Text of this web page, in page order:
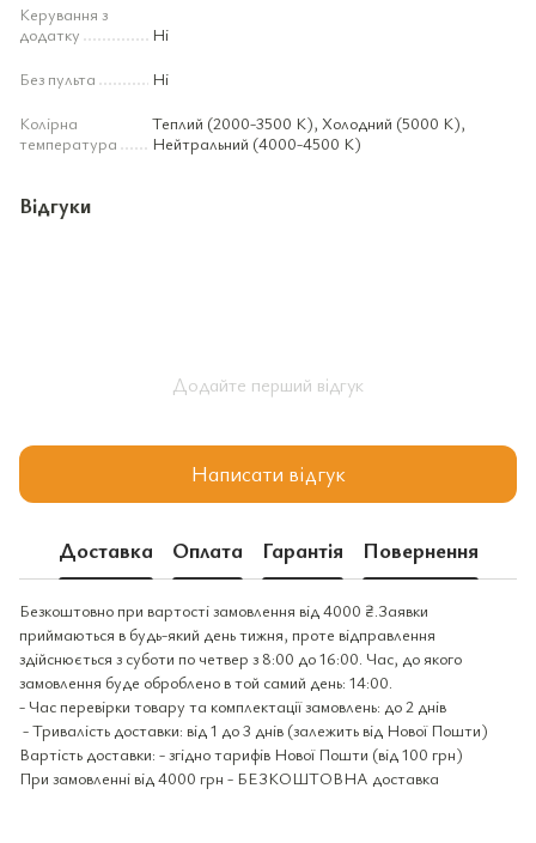
Керування з
додатку
Ні
Без пульта
Ні
Колірна
температура
Теплий (2000-3500 К), Холодний (5000 К),
Нейтральний (4000-4500 К)
Відгуки
Додайте перший відгук
Написати відгук
Доставка Оплата Гарантія Повернення
Безкоштовно при вартості замовлення від 4000 ₴.Заявки
приймаються в будь-який день тижня, проте відправлення
здійснюється з суботи по четвер з 8:00 до 16:00. Час, до якого
замовлення буде оброблено в той самий день: 14:00.
- Час перевірки товару та комплектації замовлень: до 2 днів
- Тривалість доставки: від 1 до 3 днів (залежить від Нової Пошти)
Вартість доставки: - згідно тарифів Нової Пошти (від 100 грн)
При замовленні від 4000 грн - БЕЗКОШТОВНА доставка